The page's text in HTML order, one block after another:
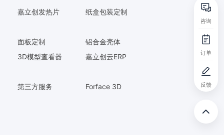
嘉立创发热片 纸盒包装定制
面板定制
铝合金壳体
3D模型查看器
嘉立创云ERP
第三方服务 Forface 3D
咨询
订单
反馈